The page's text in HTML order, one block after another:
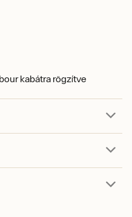
kabátra rögzítve